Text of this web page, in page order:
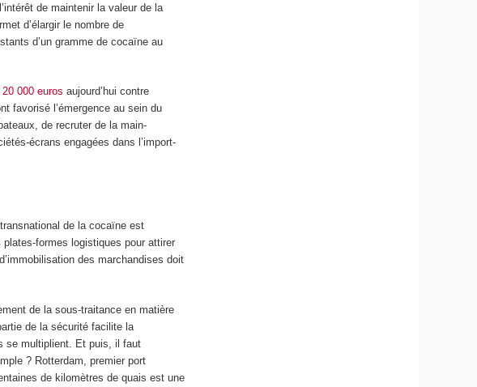
de maintenir la valeur de la
d’élargir le nombre de
d’un gramme de cocaïne au
000 euros aujourd’hui contre
favorisé l’émergence au sein du
de recruter de la main-
écrans engagées dans l’import-
de la cocaïne est
formes logistiques pour attirer
des marchandises doit
de la sous-traitance en matière
de la sécurité facilite la
se multiplient. Et puis, il faut
? Rotterdam, premier port
de kilomètres de quais est une